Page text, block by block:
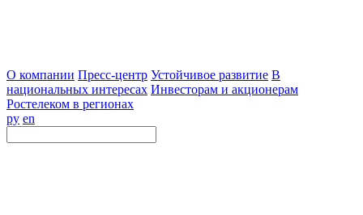
О компании Пресс-центр Устойчивое развитие В
национальных интересах Инвесторам и акционерам
Ростелеком в регионах
ру en